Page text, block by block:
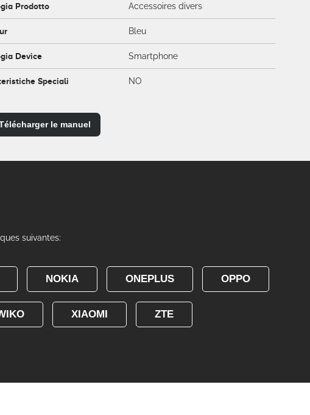
Prodotto Accessoires divers
Bleu
Device Smartphone
Speciali NO
le manuel
suivantes:
NOKIA ONEPLUS OPPO
XIAOMI ZTE